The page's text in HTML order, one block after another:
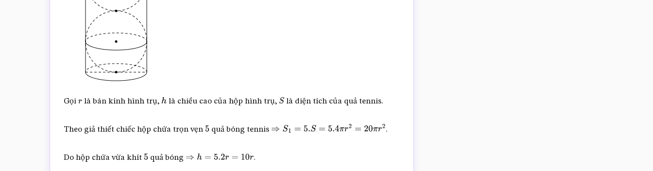
Gọi r là bán kính hình trụ, hlà chiều cao của hộp hình trụ, S là diện tích của quả tennis.
Theo giả thiết chiếc hộp chứa trọn vẹn 5 quả bóng tennis ⇒ 1= =5.4 2= 20 π .
Do hộp chứa vừa khít 5 quả bóng ⇒ h= r=10 .